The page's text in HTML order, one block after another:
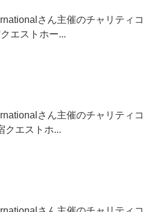
さん主催のチャリティコ
エストホー...
さん主催のチャリティコ
クエストホ...